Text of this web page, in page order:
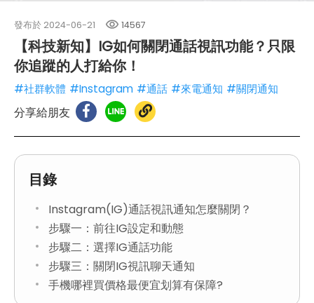
發布於 2024-06-21 14567
【科技新知】IG如何關閉通話視訊功能？只限
你追蹤的人打給你！
#社群軟體 #Instagram #通話 #來電通知 #關閉通知
分享給朋友
目錄
Instagram(IG)通話視訊通知怎麼關閉？
步驟一：前往IG設定和動態
步驟二：選擇IG通話功能
步驟三：關閉IG視訊聊天通知
手機哪裡買價格最便宜划算有保障?